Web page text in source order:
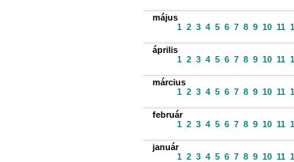
május
1 2 3 4 5 6 7 8 9 10 11
április
1 2 3 4 5 6 7 8 9 10 11
március
1 2 3 4 5 6 7 8 9 10 11
február
1 2 3 4 5 6 7 8 9 10 11
január
1 2 3 4 5 6 7 8 9 10 11